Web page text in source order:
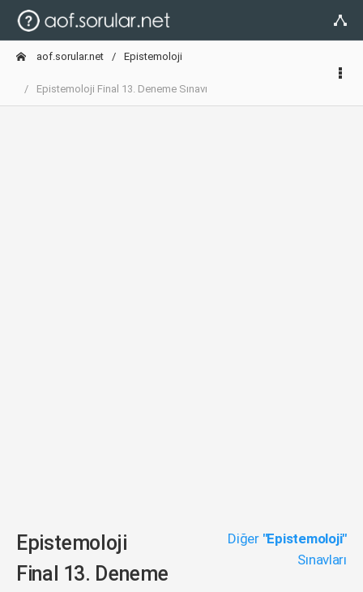
aof.sorular.net Epistemoloji
Epistemoloji Final 13. Deneme Sınavı
Epistemoloji
Final 13. Deneme
Diğer "Epistemoloji"
Sınavları